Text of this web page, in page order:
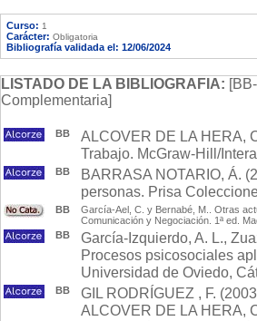
Curso: 1
Carácter: Obligatoria
Bibliografía validada el: 12/06/2024
LISTADO DE LA BIBLIOGRAFIA:
Complementaria]
BB
ALCOVER DE LA HERA,
Trabajo. McGraw-Hill/
BB
BARRASA NOTARIO, Á.
personas. Prisa
BB
García-Ael, C. y Bernabé, M.. Otras
Comunicación y Negociación. 1ª ed.
BB
García-Izquierdo, A. L.,
Procesos psicosociales
Universidad de Oviedo,
BB
GIL RODRÍGUEZ , F.
ALCOVER DE LA HERA,